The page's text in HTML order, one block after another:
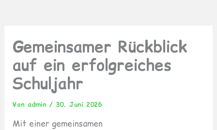
Gemeinsamer Rückblick
auf ein erfolgreiches
Schuljahr
Von admin/ 30. Juni 2026
Mit einer gemeinsamen